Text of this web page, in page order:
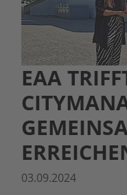
EAA
03.09.2024